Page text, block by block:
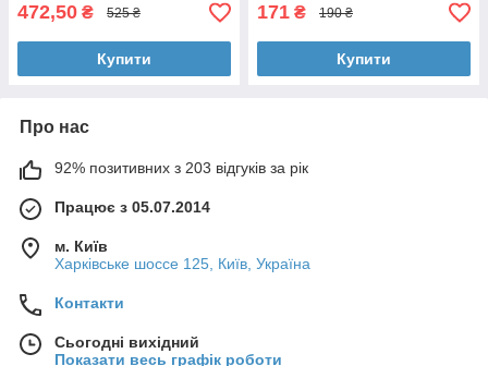
472,50 ₴ 525 ₴
Купити
171 ₴ 190 ₴
Купити
Про нас
92% позитивних з 203 відгуків за рік
Працює з 05.07.2014
м. Київ
Харківське шоссе 125, Київ, Україна
Контакти
Сьогодні вихідний
Показати весь графік роботи